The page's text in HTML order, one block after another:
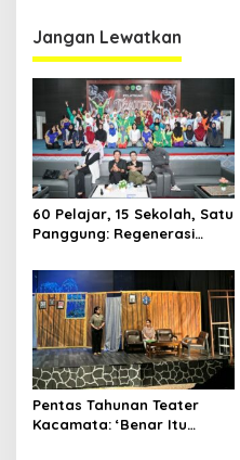
Jangan Lewatkan
60 Pelajar, 15 Sekolah, Satu
Panggung: Regenerasi
Jalannya
Pentas Tahunan Teater
Kacamata: ‘Benar Itu